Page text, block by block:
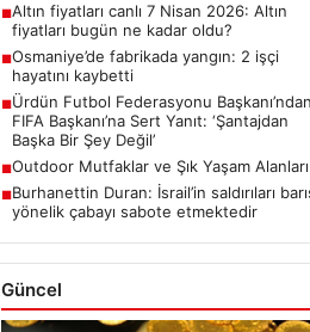
■Altın fiyatları canlı 7 Nisan 2026: Altın
fiyatları bugün ne kadar oldu?
■Osmaniye’de fabrikada yangın: 2 işçi
hayatını kaybetti
■Ürdün Futbol Federasyonu Başkanı’ndan
FIFA Başkanı’na Sert Yanıt: ‘Şantajdan
Başka Bir Şey Değil’
■Outdoor Mutfaklar ve Şık Yaşam Alanları
■Burhanettin Duran: İsrail’in saldırıları
yönelik çabayı sabote etmektedir
Güncel